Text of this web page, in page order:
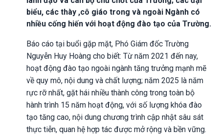
biểu, các thày ,cô giáo trong và ngoài Ngành có
nhiều cống hiến với hoạt động đào tạo của Trường.
Báo cáo tại buổi gặp mặt, Phó Giám đốc Trường
Nguyễn Huy Hoàng cho biết: Từ năm 2021 đến nay,
hoạt động đào tạo ngoài ngành tăng trưởng mạnh mẽ
về quy mô, nội dung và chất lượng; năm 2025 là năm
rực rỡ nhất, gặt hái nhiều thành công trong toàn bộ
hành trình 15 năm hoạt động, với số lượng khóa đào
tạo tăng cao, nội dung chương trình cập nhật sâu sát
thực tiễn, quan hệ hợp tác được mở rộng và bền vững.